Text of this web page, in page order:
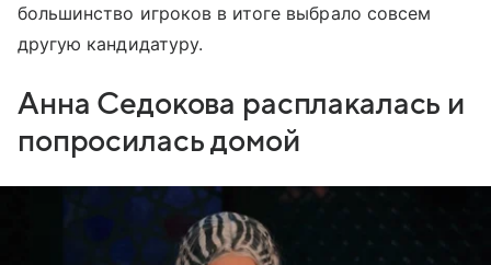
большинство игроков в итоге выбрало совсем
другую кандидатуру.
Анна Седокова расплакалась и
попросилась домой